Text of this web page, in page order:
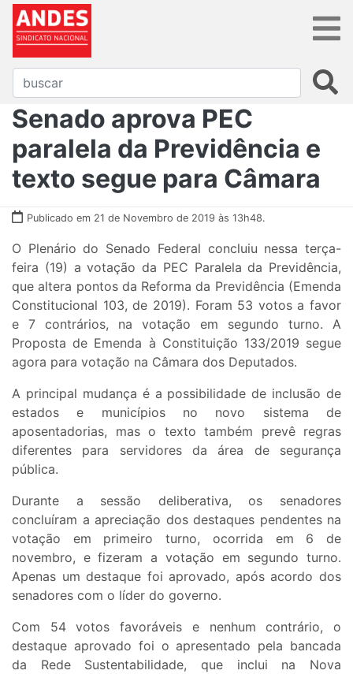
Senado aprova PEC
paralela da Previdência e
texto segue para Câmara
Publicado em 21 de Novembro de 2019 às 13h48.
O Plenário do Senado Federal concluiu nessa terça-
feira (19) a votação da PEC Paralela da Previdência,
que altera pontos da Reforma da Previdência (Emenda
Constitucional 103, de 2019). Foram 53 votos a favor
e 7 contrários, na votação em segundo turno. A
Proposta de Emenda à Constituição 133/2019 segue
agora para votação na Câmara dos Deputados.
A principal mudança é a possibilidade de inclusão de
estados e municípios no novo sistema de
aposentadorias, mas o texto também prevê regras
diferentes para servidores da área de segurança
pública.
Durante a sessão deliberativa, os senadores
concluíram a apreciação dos destaques pendentes na
votação em primeiro turno, ocorrida em 6 de
novembro, e fizeram a votação em segundo turno.
Apenas um destaque foi aprovado, após acordo dos
senadores com o líder do governo.
Com 54 votos favoráveis e nenhum contrário, o
destaque aprovado foi o apresentado pela bancada
da Rede Sustentabilidade, que inclui na Nova